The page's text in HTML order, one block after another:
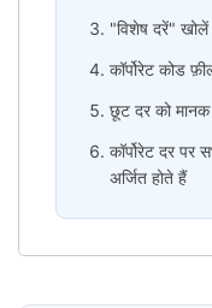
"विशेष दरें" खोलें
कॉर्पोरेट कोड
छूट दर को
कॉर्पोरेट दर पर
अर्जित होते हैं